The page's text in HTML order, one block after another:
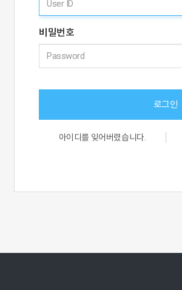
비밀번호
로그인
아이디를 잊어버렸습니다.